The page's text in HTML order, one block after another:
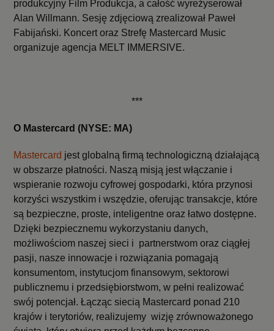
produkcyjny Film Produkcja, a całość wyreżyserował
Alan Willmann. Sesję zdjęciową zrealizował Paweł
Fabijański. Koncert oraz Strefę Mastercard Music
organizuje agencja MELT IMMERSIVE.
***
O Mastercard (NYSE: MA)
Mastercard jest globalną firmą technologiczną działającą
w obszarze płatności. Naszą misją jest włączanie i
wspieranie rozwoju cyfrowej gospodarki, która przynosi
korzyści wszystkim i wszędzie, oferując transakcje, które
są bezpieczne, proste, inteligentne oraz łatwo dostępne.
Dzięki bezpiecznemu wykorzystaniu danych,
możliwościom naszej sieci i partnerstwom oraz ciągłej
pasji, nasze innowacje i rozwiązania pomagają
konsumentom, instytucjom finansowym, sektorowi
publicznemu i przedsiębiorstwom, w pełni realizować
swój potencjał. Łącząc siecią Mastercard ponad 210
krajów i terytoriów, realizujemy wizję zrównoważonego